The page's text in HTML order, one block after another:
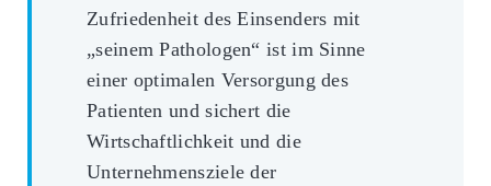
Zufriedenheit des Einsenders mit
„seinem Pathologen“ ist im Sinne
einer optimalen Versorgung des
Patienten und sichert die
Wirtschaftlichkeit und die
Unternehmensziele der